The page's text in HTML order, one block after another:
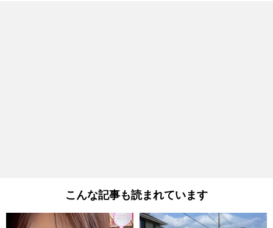
こんな記事も読まれています